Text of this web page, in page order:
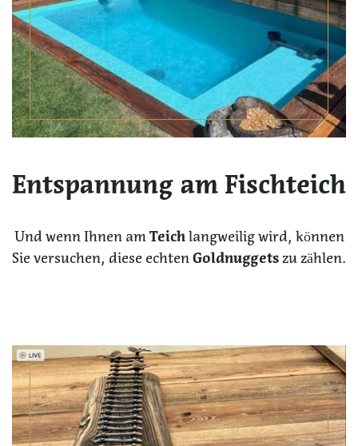
Entspannung am Fischteich
Und wenn Ihnen amTeichlangweilig wird, können
Sie versuchen, diese echtenGoldnuggets zu zählen.